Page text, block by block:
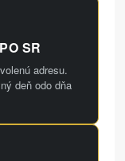
SR
adresu.
deň odo dňa